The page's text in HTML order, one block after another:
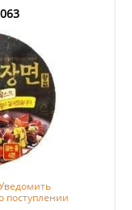
поступлении